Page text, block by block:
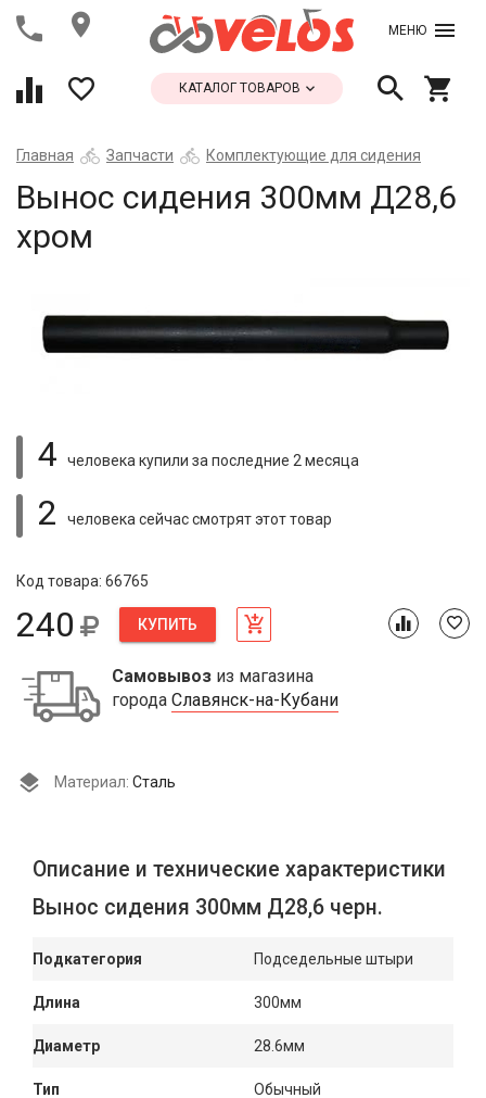
МЕНЮ
КАТАЛОГ ТОВАРОВ
Главная Запчасти Комплектующие для сидения
Вынос сидения 300мм Д28,6
хром
4 человека купили за последние 2 месяца
2 человека сейчас смотрятэтот товар
Код товара: 66765
240 КУПИТЬ
Самовывоз из магазина
города Славянск-на-Кубани
Материал: Сталь
Описание и технические характеристики
Вынос сидения 300мм Д28,6 черн.
Подкатегория Подседельные штыри
Длина 300мм
Диаметр 28.6мм
Тип Обычный